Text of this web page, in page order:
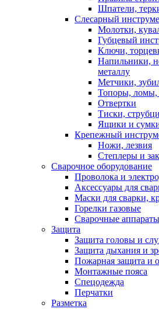
Шпатели,
Слесарный
Молотки,
Губцевый
Ключи,
Напильники,
металлу
Метчики,
Топоры, ломы,
Отвертки
Тиски,
Ящики и
Крепежный
Ножи, лезвия
Степлеры и
Сварочное оборудование
Проволока и
Аксессуары для
Маски для сварки,
Горелки газовые
Сварочные аппараты
Защита
Защита головы и
Защита дыхания и
Пожарная защита и
Монтажные пояса
Спецодежда
Перчатки
Разметка